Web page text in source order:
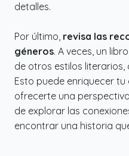
detalles.
Por último, revisa las
géneros. A veces, un
de otros estilos
Esto puede enriquecer
ofrecerte una
de explorar las
encontrar una historia